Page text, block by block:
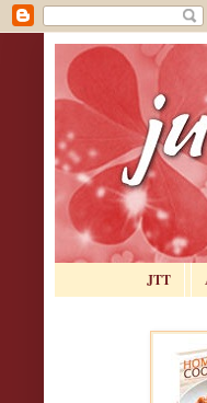
JTT